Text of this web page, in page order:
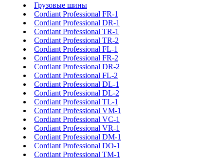
Грузовые шины
Cordiant Professional FR-1
Cordiant Professional DR-1
Cordiant Professional TR-1
Cordiant Professional TR-2
Cordiant Professional FL-1
Cordiant Professional FR-2
Cordiant Professional DR-2
Cordiant Professional FL-2
Cordiant Professional DL-1
Cordiant Professional DL-2
Cordiant Professional TL-1
Cordiant Professional VM-1
Cordiant Professional VC-1
Cordiant Professional VR-1
Cordiant Professional DM-1
Cordiant Professional DO-1
Cordiant Professional TM-1